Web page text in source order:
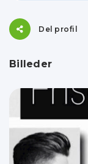
Del profil
Billeder